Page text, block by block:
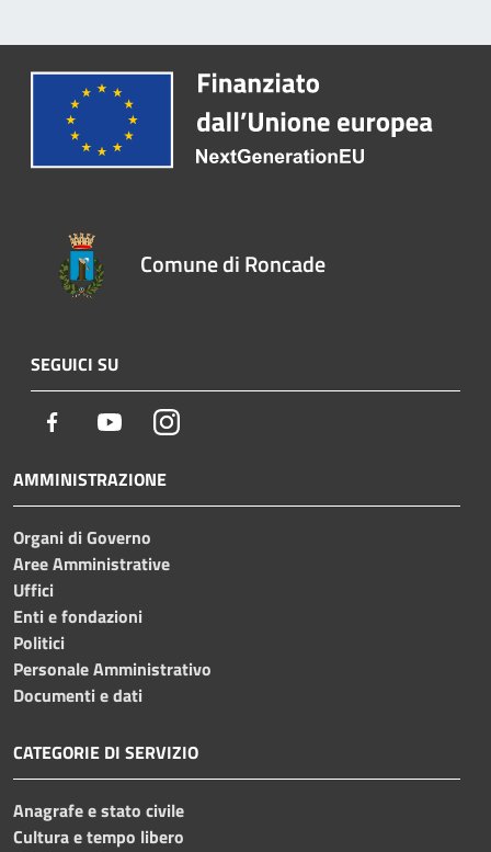
Comune di Roncade
SEGUICI SU
Facebook YoutubeInstagram
AMMINISTRAZIONE
Organi di Governo
Aree Amministrative
Uffici
Enti e fondazioni
Politici
Personale Amministrativo
Documenti e dati
CATEGORIE DI SERVIZIO
Anagrafe e stato civile
Cultura e tempo libero